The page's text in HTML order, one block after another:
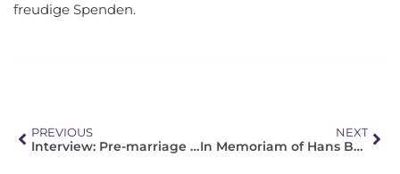
freudige Spenden.
PREVIOUS
Interview: Pre-marriage Counselling
NEXT
In Memoriam of Hans Beier